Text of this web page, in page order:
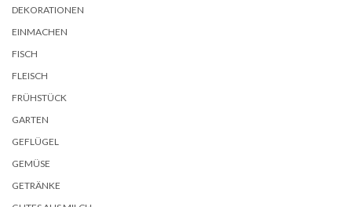
DEKORATIONEN
EINMACHEN
FISCH
FLEISCH
FRÜHSTÜCK
GARTEN
GEFLÜGEL
GEMÜSE
GETRÄNKE